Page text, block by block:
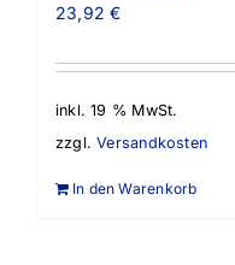
23,92€
inkl. 19 % MwSt.
zzgl.Versandkosten
In den Warenkorb